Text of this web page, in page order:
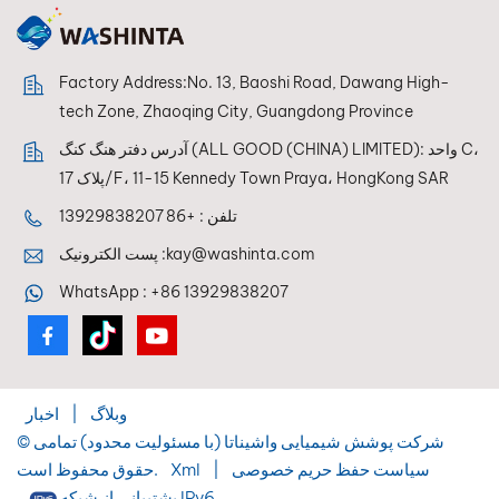
Factory Address:No. 13, Baoshi Road, Dawang High-
tech Zone, Zhaoqing City, Guangdong Province
آدرس دفتر هنگ کنگ (ALL GOOD (CHINA) LIMITED): واحد C،
پلاک 17/F، 11-15 Kennedy Town Praya، HongKong SAR
تلفن : +86 13929838207
پست الکترونیک :kay@washinta.com
WhatsApp : +86 13929838207
وبلاگ
اخبار
© شرکت پوشش شیمیایی واشیناتا (با مسئولیت محدود) تمامی
حقوق محفوظ است.
Xml
سیاست حفظ حریم خصوصی